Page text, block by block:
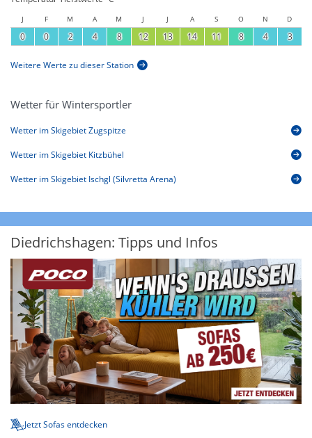
J F M A M J J A S O N D
0 0 2 4 8 12 13 14 11 8 4 3
Weitere Werte zu dieser Station
Wetter für Wintersportler
Wetter im Skigebiet Zugspitze
Wetter im Skigebiet Kitzbühel
Wetter im Skigebiet Ischgl (Silvretta Arena)
Diedrichshagen: Tipps und Infos
Jetzt Sofas entdecken